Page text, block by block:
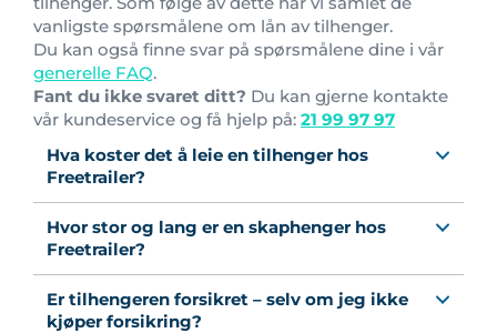
vanligste spørsmålene om lån av tilhenger.
Du kan også finne svar på spørsmålene dine i vår
generelle FAQ.
Fant du ikke svaret ditt? Du kan gjerne kontakte
vår kundeservice og få hjelp på: 21 99 97 97
Hva koster det å leie en tilhenger hos
Freetrailer?
Hvor stor og lang er en skaphenger hos
Freetrailer?
Er tilhengeren forsikret – selv om jeg ikke
kjøper forsikring?